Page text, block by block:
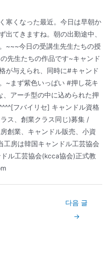
寒くなった最近。今日は早朝か
出てきますね。朝の出勤途中、
~~~今日の受講生先生たちの授
先生たちの作品です~キャンド
が与えられ、同時に#キャンド
~まず紫色いっぱい #押し花キ
アーチ型の中に込められた押
フバイリセ] キャンドル資格
ス、創業クラス同じ)募集 /
創業、キャンドル販売、小資
房は韓国キャンドル工芸協会
ル工芸協会(kcca協会)正式教
다음 글
→